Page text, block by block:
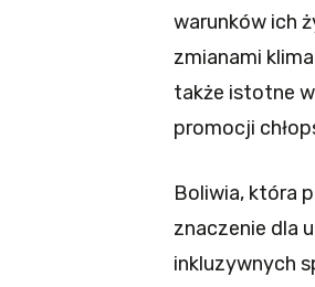
warunków ich
zmianami
także istotne
promocji
Boliwia, która
znaczenie dla
inkluzywnych